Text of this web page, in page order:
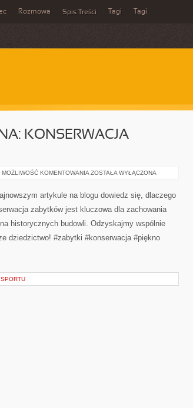
Rozmowa Spis Treści Tagi Tagi
KONSERWACJA
MOŻLIWOŚĆ KOMENTOWANIA ODZYSKIWANIE
ZABYTKÓW
ZOSTAŁA WYŁĄCZONA
artykule na blogu dowiedz się, dlaczego
zabytków jest kluczowa dla zachowania
historycznych budowli. Odzyskajmy wspólnie
dziedzictwo! #zabytki #konserwacja #piękno